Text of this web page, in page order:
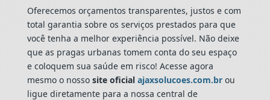
Oferecemos orçamentos transparentes, justos e com
total garantia sobre os serviços prestados para que
você tenha a melhor experiência possível. Não deixe
que as pragas urbanas tomem conta do seu espaço
e coloquem sua saúde em risco! Acesse agora
mesmo o nossosite oficial ajaxsolucoes.com.brou
ligue diretamente para a nossa central de